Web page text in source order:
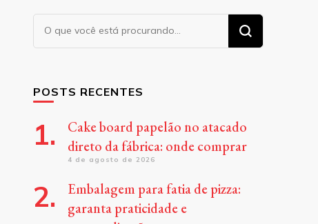
Procurando
algo?
POSTS RECENTES
Cake board papelão no atacado
direto da fábrica: onde comprar
4 de agosto de 2026
Embalagem para fatia de pizza:
garanta praticidade e